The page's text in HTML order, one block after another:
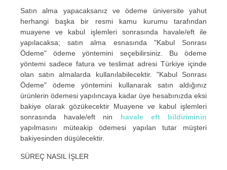
Satın alma yapacaksanız ve ödeme üniversite yahut
herhangi başka bir resmi kamu kurumu tarafından
muayene ve kabul işlemleri sonrasında havale/eft ile
yapılacaksa; satın alma esnasında "Kabul Sonrası
Ödeme" ödeme yöntemini seçebilirsiniz. Bu ödeme
yöntemi sadece fatura ve teslimat adresi Türkiye içinde
olan satın almalarda kullanılabilecektir. "Kabul Sonrası
Ödeme" ödeme yöntemini kullanarak satın aldığınız
ürünlerin ödemesi yapılıncaya kadar üye hesabınızda eksi
bakiye olarak gözükecektir Muayene ve kabul işlemleri
sonrasında havale/eft nin havale eft bildiriminin
yapılmasını müteakip ödemesi yapılan tutar müşteri
bakiyesinden düşülecektir.
SÜREÇ NASIL İŞLER